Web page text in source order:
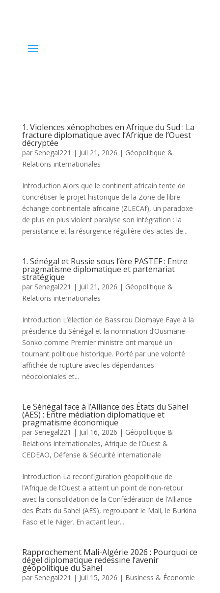
1. Violences xénophobes en Afrique du Sud : La
fracture diplomatique avec l’Afrique de l’Ouest
décryptée
par Senegal221 | Juil 21, 2026 | Géopolitique &
Relations internationales
Introduction Alors que le continent africain tente de
concrétiser le projet historique de la Zone de libre-
échange continentale africaine (ZLECAf), un paradoxe
de plus en plus violent paralyse son intégration : la
persistance et la résurgence régulière des actes de...
1. Sénégal et Russie sous l’ère PASTEF : Entre
pragmatisme diplomatique et partenariat
stratégique
par Senegal221 | Juil 21, 2026 | Géopolitique &
Relations internationales
Introduction L’élection de Bassirou Diomaye Faye à la
présidence du Sénégal et la nomination d’Ousmane
Sonko comme Premier ministre ont marqué un
tournant politique historique. Porté par une volonté
affichée de rupture avec les dépendances
néocoloniales et...
Le Sénégal face à l’Alliance des États du Sahel
(AES) : Entre médiation diplomatique et
pragmatisme économique
par Senegal221 | Juil 16, 2026 | Géopolitique &
Relations internationales, Afrique de l’Ouest &
CEDEAO, Défense & Sécurité internationale
Introduction La reconfiguration géopolitique de
l’Afrique de l’Ouest a atteint un point de non-retour
avec la consolidation de la Confédération de l’Alliance
des États du Sahel (AES), regroupant le Mali, le Burkina
Faso et le Niger. En actant leur...
Rapprochement Mali-Algérie 2026 : Pourquoi ce
dégel diplomatique redessine l’avenir
géopolitique du Sahel
par Senegal221 | Juil 15, 2026 | Business & Économie